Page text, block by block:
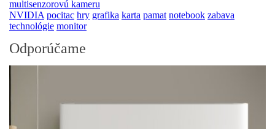
multisenzorovú kameru
NVIDIA pocitac hry grafika karta pamat notebook zabava
technológie monitor
Odporúčame